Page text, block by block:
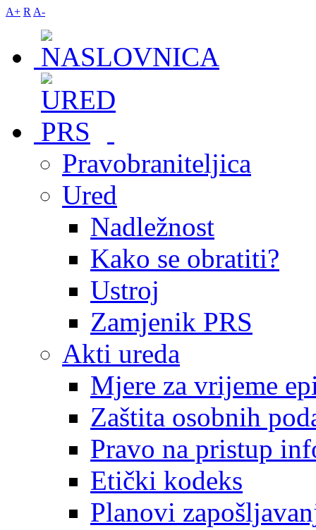
A+ R A-
Pravobraniteljica
Ured
Nadležnost
Kako se obratiti?
Ustroj
Zamjenik PRS
Akti ureda
Mjere za vrijeme
Zaštita osobnih
Pravo na pristup
Etički kodeks
Planovi